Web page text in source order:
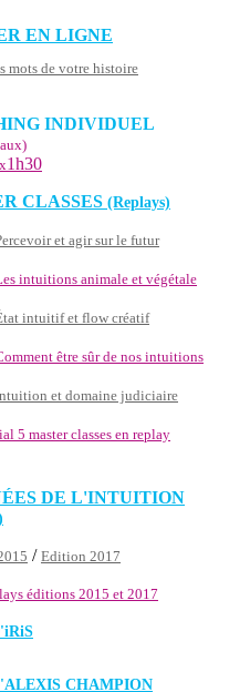
EN LIGNE
mots de votre histoire
INDIVIDUEL
x1h30
CLASSES (Replays)
et agir sur le futur
intuitions animale et végétale
intuitif et flow créatif
être sûr de nos intuitions
et domaine judiciaire
5 master classes en replay
DE L'INTUITION
/ Edition 2017
éditions 2015 et 2017
iRiS
CHAMPION